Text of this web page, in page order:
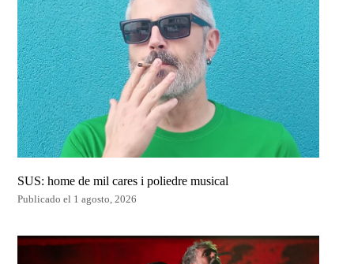
SUS: home de mil cares i poliedre musical
Publicado el 1 agosto, 2026